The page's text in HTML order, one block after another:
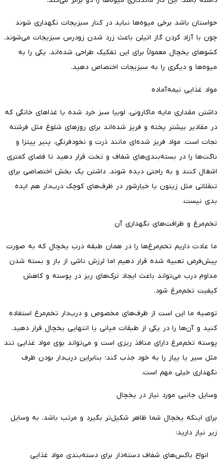
حواستان باشد برخی میوه‌ها نباید در کنار سبزیجات نگهداری شوند
چون با آزاد کردن گاز اتیلن باعث زرد شدن زودرس سبزیجات می‌شوند.
کشوهای یخچال معمولاً برای این تفکیک طراحی شده‌اند. یکی را به
میوه‌ها و دیگری را به سبزیجات اختصاص دهید.
مواد غذایی نیمه‌آماده
داشتن مقداری مایه ماکارونی، لوبیا سبز خرد شده یا غذاهای خانگی که
در مقادیر بیشتر پخته و فریز شده‌اند برای روزهای شلوغ مثل فرشته
نجات است. مواد فریز شده‌ای مانند ذرت و نخودفرنگی، پنیر پیتزا و
ناگت‌ها را در بسته‌بندی‌های شفاف و تخت قرار دهید تا فضای کمتری
اشغال کنند و به راحتی دیده شوند. داشتن یک بخش اختصاصی برای
تنقلاتی مثل زیتون یا خیارشور در ظرف‌های کوچک درب‌دار هم ایده
بدی نیست.
تخم‌مرغ و ظرافت‌های نگهداری آن
ما عادت داریم تخم‌مرغ‌ها را در همان طبقه درب یخچال که به صورت
پیش‌فرض تعبیه شده قرار دهیم اما لرزش ناشی از باز و بسته شدن
مداوم درب می‌تواند باعث ایجاد ترک‌های ریز در پوسته و کاهش
کیفیت تخم‌مرغ شود.
توصیه ما این است از ظرف‌های مخصوص و درب‌دار تخم‌مرغ استفاده
کنید و آن‌ها را در یکی از طبقات میانی یا انتهایی یخچال قرار دهید.
پوسته تخم‌مرغ دارای منافذ ریزی است و می‌تواند بوی مواد غذایی تند
مثل سیر یا پیاز را به خود جذب کند؛ بنابراین درب‌دار بودن ظرف
نگهداری خیلی مهم است.
وسایل جانبی مورد نیاز در یخچال
برای اینکه یخچال شما ظاهر شکیل‌تر بگیرد و مرتب باشد، به وسایل
زیر نیاز دارید:
انواع باکس‌های شفاف دسته‌دار برای دسته‌بندی مواد غذایی